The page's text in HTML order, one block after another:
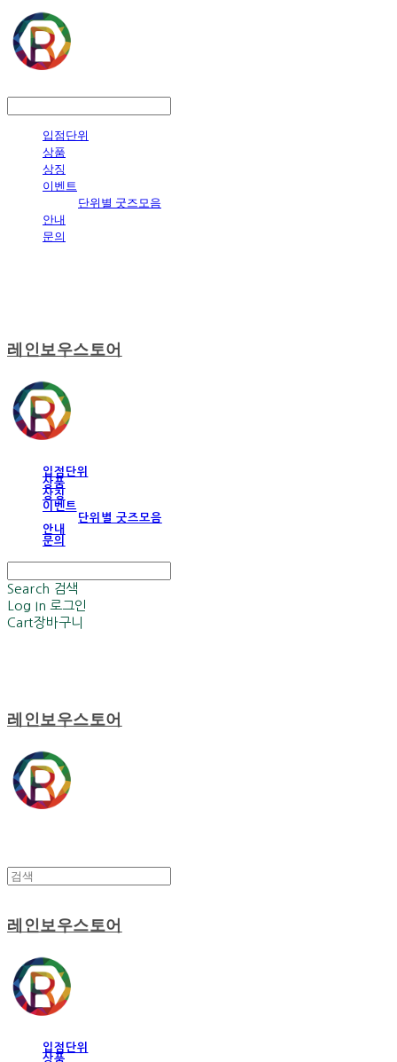
입점단위
상품
상징
이벤트
단위별 굿즈모음
안내
문의
레인보우스토어
입점단위
상품
상징
이벤트
단위별 굿즈모음
안내
문의
Search 검색
Log In 로그인
Cart장바구니
레인보우스토어
레인보우스토어
입점단위
상품